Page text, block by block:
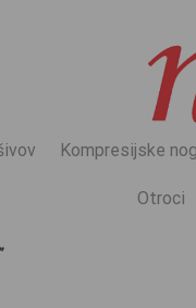
Kompresijske
Otroci